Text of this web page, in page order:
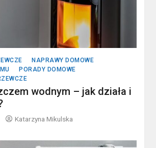
NAPRAWY DOMOWE
PORADY DOMOWE
wodnym – jak działa i
Katarzyna Mikulska